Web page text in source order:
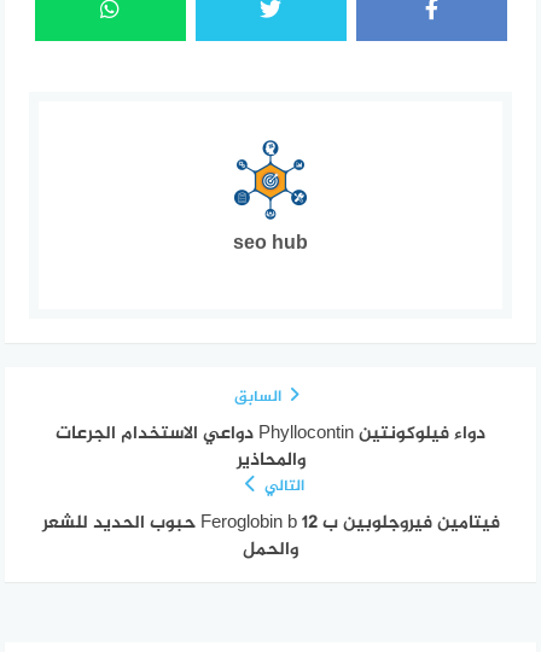
seo hub
السابق
دواء فيلوكونتين Phyllocontin دواعي الاستخدام الجرعات
والمحاذير
التالي
فيتامين فيروجلوبين ب 12 Feroglobin b حبوب الحديد للشعر
والحمل